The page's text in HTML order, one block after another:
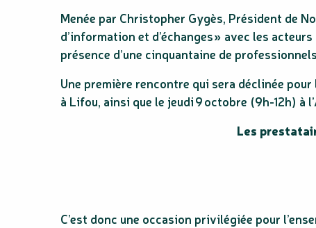
Menée par Christopher Gygès, Président de
d’information et d’échanges » avec les
présence d’une cinquantaine de
Une première rencontre qui sera déclinée
à Lifou, ainsi que le jeudi 9 octobre (9h-12h) à
Les
C’est donc une occasion privilégiée pour